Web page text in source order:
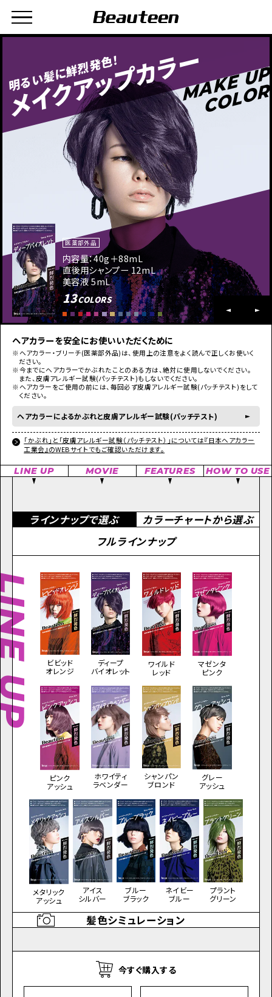
明るい髪に鮮烈発色！
メイクアップカラーMAKE UP
COLOR
医薬部外品
内容量：40g＋88mL
直後用シャンプー 12mL
美容液 5mL
13COLORS
ヘアカラーを安全にお使いいただくために
※ヘアカラー・ブリーチ(医薬部外品)は、使用上の注意をよく読んで正しくお使いく
ださい。
※今までにヘアカラーでかぶれたことのある方は、絶対に使用しないでください。
また、皮膚アレルギー試験(パッチテスト)もしないでください。
※ヘアカラーをご使用の前には、毎回必ず皮膚アレルギー試験(パッチテスト)をして
ください。
ヘアカラーによるかぶれと皮膚アレルギー試験(パッチテスト)
「かぶれ」と「皮膚アレルギー試験（パッチテスト）」については『日本ヘアカラー
工業会』のWEBサイトでもご確認いただけます。
LINE UP MOVIE FEATURES HOW TO USE
ラインナップで選ぶ カラーチャートから選ぶ
UP
フルラインナップ
ビビッド
オレンジ
ディープ
バイオレット
ワイルド
レッド
マゼンタ
ピンク
ピンク
アッシュ
ホワイティ
ラベンダー
シャンパン
ブロンド
グレー
アッシュ
メタリック
アッシュ
アイス
シルバー
ブルー
ブラック
ネイビー
ブルー
プラント
グリーン
髪色シミュレーション
今すぐ購入する